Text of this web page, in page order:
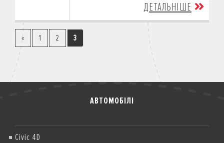
ДЕТАЛЬНІШЕ
« 1 2 3
АВТОМОБІЛІ
Civic 4D